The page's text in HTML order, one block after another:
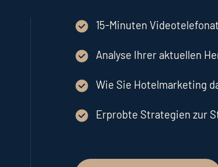
15-Minuten
Analyse Ihrer aktuellen
Wie Sie Hotelmarketing
Erprobte Strategien zur